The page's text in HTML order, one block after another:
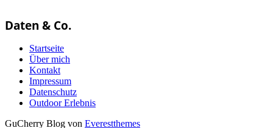
Daten & Co.
Startseite
Über mich
Kontakt
Impressum
Datenschutz
Outdoor Erlebnis
GuCherry Blog von Everestthemes